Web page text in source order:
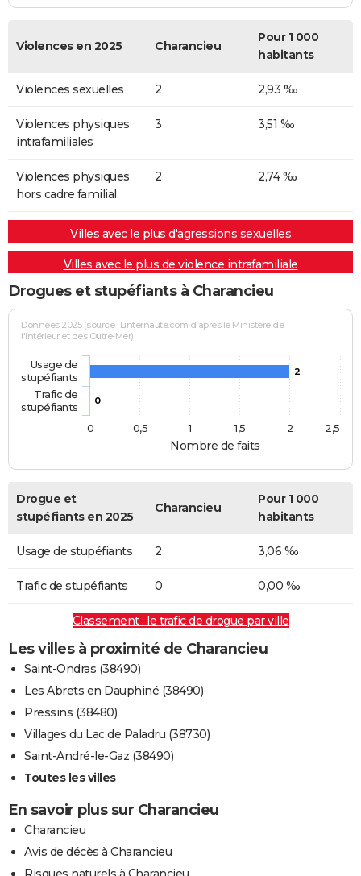
Violences en 2025 Charancieu
Pour 1 000
habitants
Violences sexuelles 2 2,93 ‰
Violences physiques
intrafamiliales
3 3,51 ‰
Violences physiques
hors cadre familial
2 2,74 ‰
Villes avec le plus d'agressions sexuelles
Villes avec le plus de violence intrafamiliale
Drogues et stupéfiants à Charancieu
Nombre de faits
Données 2025 (source : Linternaute.com d'après le Ministère de
l'Intérieur et des Outre-Mer)
2
0
Usage de
stupéfiants
Trafic de
stupéfiants
0
0,5 1 1,5 2 2,5
Drogue et
stupéfiants en 2025
Charancieu
Pour 1 000
habitants
Usage de stupéfiants 2 3,06 ‰
Trafic de stupéfiants 0 0,00 ‰
Classement : le trafic de drogue par ville
Les villes à proximité de Charancieu
Saint-Ondras (38490)
Les Abrets en Dauphiné (38490)
Pressins (38480)
Villages du Lac de Paladru (38730)
Saint-André-le-Gaz (38490)
Toutes les villes
En savoir plus sur Charancieu
Charancieu
Avis de décès à Charancieu